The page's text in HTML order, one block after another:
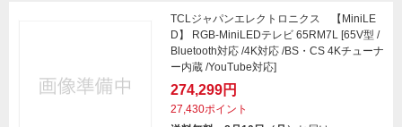
TCLジャパンエレクトロニクス 【MiniLE
D】 RGB-MiniLEDテレビ 65RM7L [65V型 /
Bluetooth対応 /4K対応 /BS・CS 4Kチューナ
ー内蔵 /YouTube対応]
274,299円
27,430ポイント